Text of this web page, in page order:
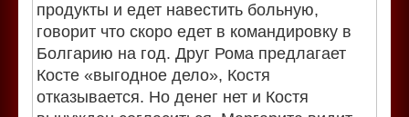
продукты и едет навестить больную,
говорит что скоро едет в командировку в
Болгарию на год. Друг Рома предлагает
Косте «выгодное дело», Костя
отказывается. Но денег нет и Костя